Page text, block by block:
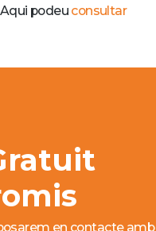
podeu consultar
en contacte amb